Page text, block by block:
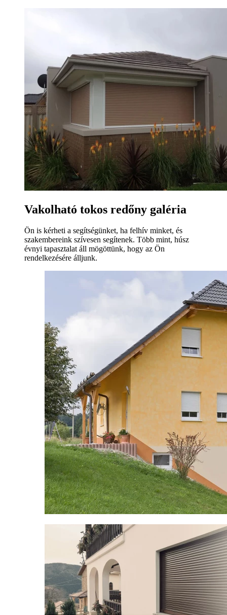
Vakolható tokos redőny galéria
Ön is kérheti a segítségünket, ha felhív minket, és
szakembereink szívesen segítenek. Több mint, húsz
évnyi tapasztalat áll mögöttünk, hogy az Ön
rendelkezésére álljunk.